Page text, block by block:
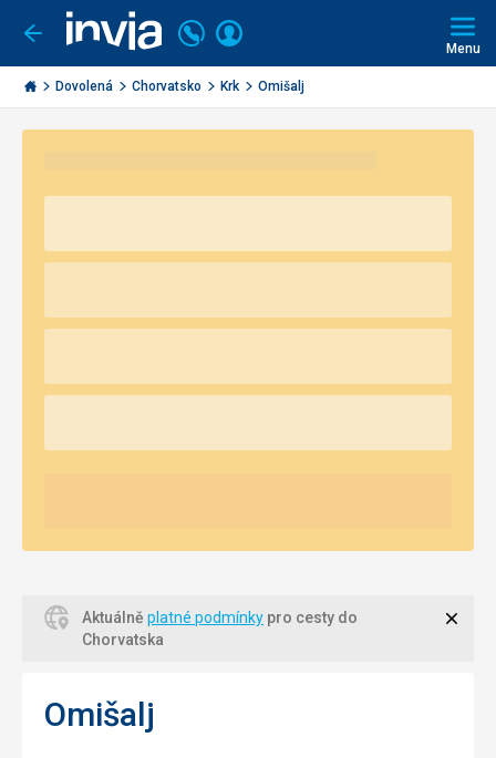
Jít
zpět
Invia.cz
Volejte
226
000
290
Přihlásit
Menu
Dovolená Chorvatsko Krk Omišalj
Aktuálně platné podmínky pro cesty do
Chorvatska
Omišalj